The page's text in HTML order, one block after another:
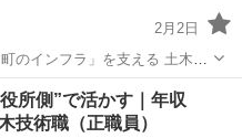
2月2日
のインフラ」を支える 土木技
施工管理・設計・積算 のご経
務員の経験は必要ありませ
所側”で活かす｜年収
技術職（正職員）